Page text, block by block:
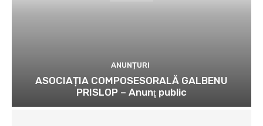
ANUNȚURI
ASOCIAȚIA COMPOSESORALĂ GALBENU
PRISLOP – Anunţ public